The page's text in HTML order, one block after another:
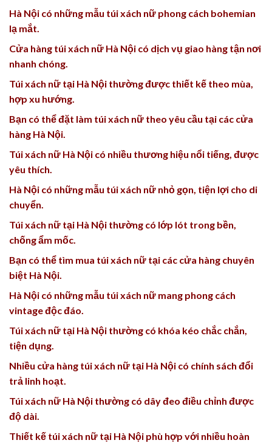
Hà Nội có những mẫu túi xách nữ phong cách bohemian
lạ mắt.
Cửa hàng túi xách nữ Hà Nội có dịch vụ giao hàng tận nơi
nhanh chóng.
Túi xách nữ tại Hà Nội thường được thiết kế theo mùa,
hợp xu hướng.
Bạn có thể đặt làm túi xách nữ theo yêu cầu tại các cửa
hàng Hà Nội.
Túi xách nữ Hà Nội có nhiều thương hiệu nổi tiếng, được
yêu thích.
Hà Nội có những mẫu túi xách nữ nhỏ gọn, tiện lợi cho di
chuyển.
Túi xách nữ tại Hà Nội thường có lớp lót trong bền,
chống ẩm mốc.
Bạn có thể tìm mua túi xách nữ tại các cửa hàng chuyên
biệt Hà Nội.
Hà Nội có những mẫu túi xách nữ mang phong cách
vintage độc đáo.
Túi xách nữ tại Hà Nội thường có khóa kéo chắc chắn,
tiện dụng.
Nhiều cửa hàng túi xách nữ tại Hà Nội có chính sách đổi
trả linh hoạt.
Túi xách nữ Hà Nội thường có dây đeo điều chỉnh được
độ dài.
Thiết kế túi xách nữ tại Hà Nội phù hợp với nhiều hoàn